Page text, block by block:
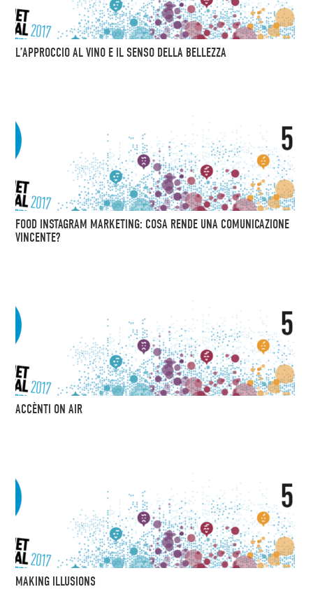
L’APPROCCIO AL VINO E IL SENSO DELLA BELLEZZA
FOOD INSTAGRAM MARKETING: COSA RENDE UNA COMUNICAZIONE
VINCENTE?
ACCÈNTI ON AIR
MAKING ILLUSIONS